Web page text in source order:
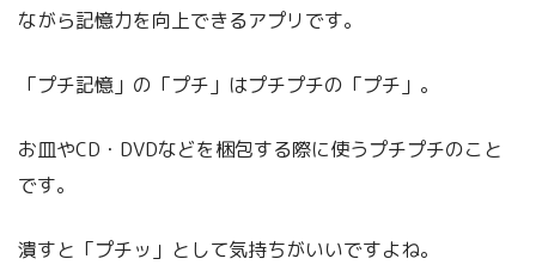
ながら記憶力を向上できるアプリです。
「プチ記憶」の「プチ」はプチプチの「プチ」。
お皿やCD・DVDなどを梱包する際に使うプチプチのこと
です。
潰すと「プチッ」として気持ちがいいですよね。